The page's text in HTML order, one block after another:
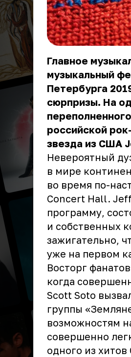
Главное
музыкальный
Петербурга
сюрпризы. На
российской
звезда из США
Невероятный
в мире
во время по-
Concert Hall.
программу,
и собственных
зажигательно,
уже на первом
Восторг
когда
Scott Soto
группы
возможностям
совершенно
одного из